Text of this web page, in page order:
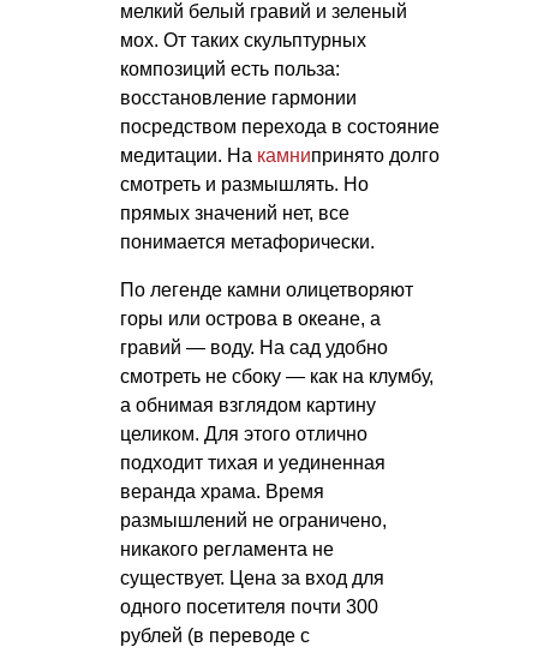
мелкий белый гравий и зеленый
мох. От таких скульптурных
композиций есть польза:
восстановление гармонии
посредством перехода в состояние
медитации. На камнипринято долго
смотреть и размышлять. Но
прямых значений нет, все
понимается метафорически.
По легенде камни олицетворяют
горы или острова в океане, а
гравий — воду. На сад удобно
смотреть не сбоку — как на клумбу,
а обнимая взглядом картину
целиком. Для этого отлично
подходит тихая и уединенная
веранда храма. Время
размышлений не ограничено,
никакого регламента не
существует. Цена за вход для
одного посетителя почти 300
рублей (в переводе с